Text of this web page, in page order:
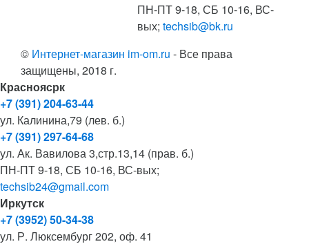
ПН-ПТ 9-18, СБ 10-16, ВС-
вых; techsib@bk.ru
© Интернет-магазин im-om.ru - Все права
защищены, 2018 г.
Красноясрк
+7 (391) 204-63-44
ул. Калинина,79 (лев. б.)
+7 (391) 297-64-68
ул. Ак. Вавилова 3,стр.13,14 (прав. б.)
ПН-ПТ 9-18, СБ 10-16, ВС-вых;
techsib24@gmail.com
Иркутск
+7 (3952) 50-34-38
ул. Р. Люксембург 202, оф. 41